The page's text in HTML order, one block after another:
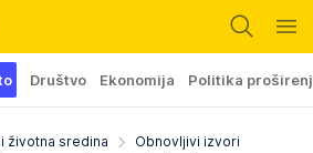
Društvo Ekonomija Politika
životna sredina
Obnovljivi izvori